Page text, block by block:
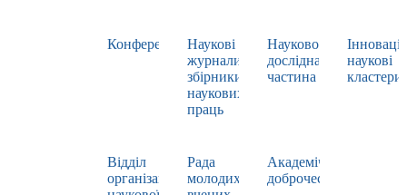
Конференції
Наукові
журнали,
збірники
наукових
праць
Науково-
дослідна
частина
наукові
кластери
Відділ
організації
Рада
молодих
Академічна
доброчесність